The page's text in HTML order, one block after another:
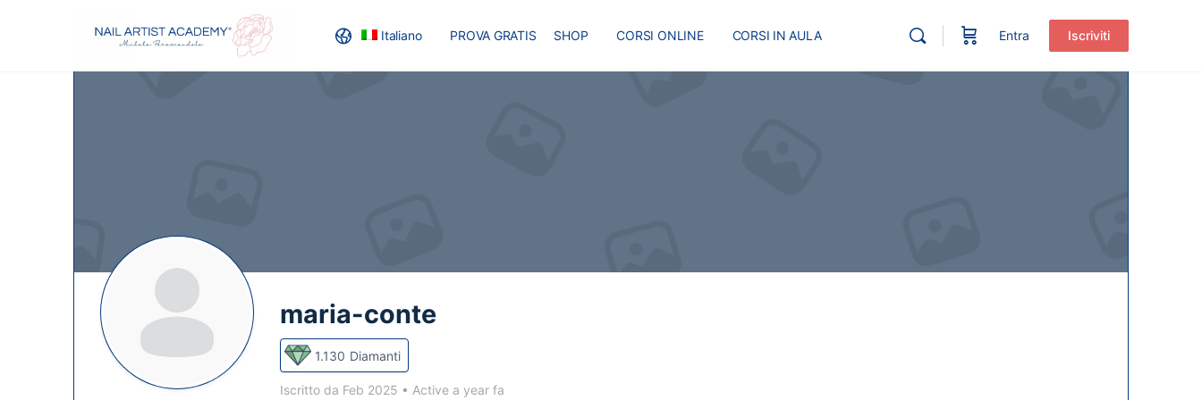
Italiano PROVA GRATIS SHOP CORSI ONLINE CORSI IN AULA Entra Iscriviti
maria-conte
1.130 Diamanti
Iscritto da Feb 2025 • Active a year fa